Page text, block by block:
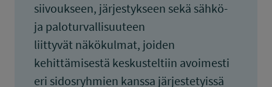
siivoukseen, järjestykseen sekä sähkö-
ja paloturvallisuuteen
liittyvät näkökulmat, joiden
kehittämisestä keskusteltiin avoimesti
eri sidosryhmien kanssa järjestetyissä